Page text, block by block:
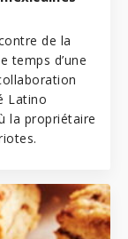
de la
temps d’une
Latino
la propriétaire